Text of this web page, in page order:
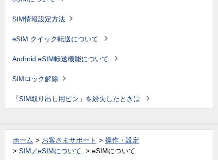
SIM情報設定方法
eSIM クイック転送について
Android eSIM転送機能について
SIMロック解除
「SIM取り出し用ピン」を紛失したときは
ホーム お客さまサポート
操作・設定
SIM／eSIMについて
eSIMについて